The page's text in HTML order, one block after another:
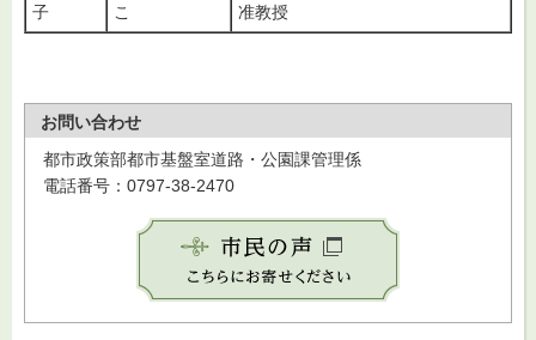
子
こ
准教授
お問い合わせ
都市政策部都市基盤室道路・公園課管理係
電話番号：0797-38-2470